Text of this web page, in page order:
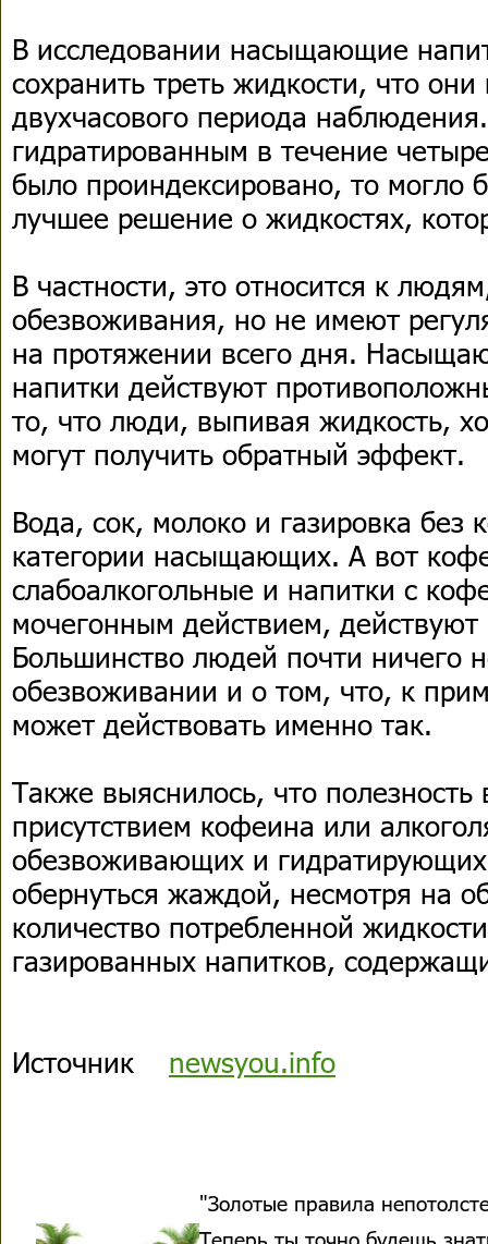
В исследовании насыщающие
сохранить треть жидкости, что
двухчасового периода
гидратированным в течение
было проиндексировано, то могло
лучшее решение о жидкостях,
В частности, это относится к
обезвоживания, но не имеют
на протяжении всего дня.
напитки действуют
то, что люди, выпивая жидкость,
могут получить обратный эффект.
Вода, сок, молоко и газировка
категории насыщающих. А вот
слабоалкогольные и напитки с
мочегонным действием,
Большинство людей почти ничего
обезвоживании и о том, что, к
может действовать именно так.
Также выяснилось, что
присутствием кофеина или
обезвоживающих и
обернуться жаждой, несмотря на
количество потребленной
газированных напитков,
Источник newsyou.info
"Золотые правила
Теперь ты точно будешь